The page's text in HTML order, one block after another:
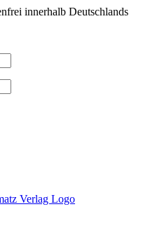
innerhalb Deutschlands